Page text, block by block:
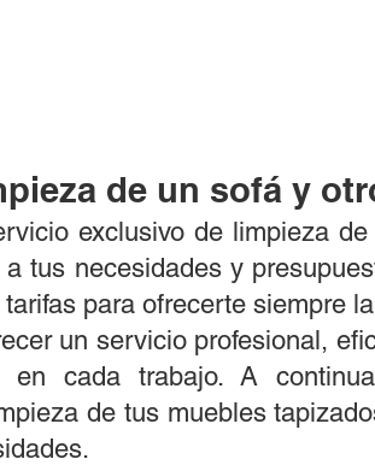
de un sofá y
exclusivo de limpieza
tus necesidades y
para ofrecerte siempre
un servicio profesional,
en cada trabajo. A
de tus muebles